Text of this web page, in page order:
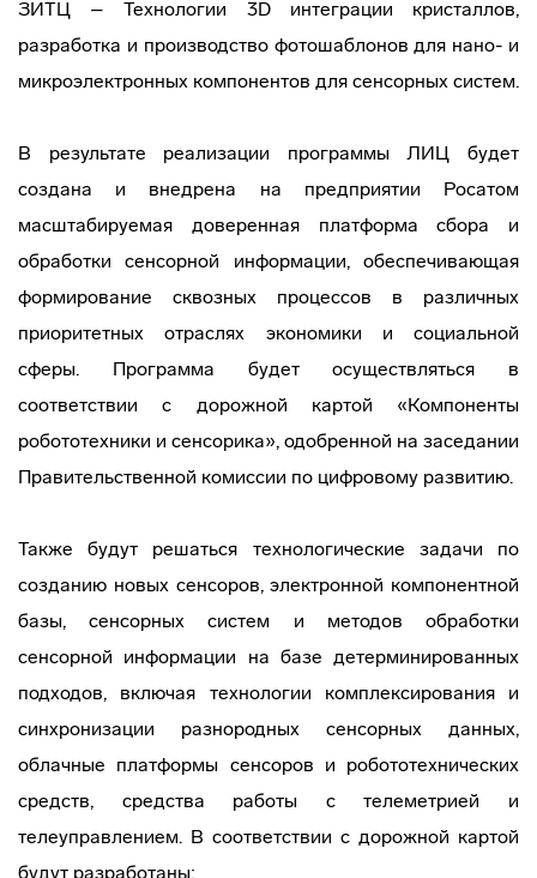
ЗИТЦ – Технологии 3D интеграции кристаллов,
разработка и производство фотошаблонов для нано- и
микроэлектронных компонентов для сенсорных систем.
В результате реализации программы ЛИЦ будет
создана и внедрена на предприятии Росатом
масштабируемая доверенная платформа сбора и
обработки сенсорной информации, обеспечивающая
формирование сквозных процессов в различных
приоритетных отраслях экономики и социальной
сферы. Программа будет осуществляться в
соответствии с дорожной картой «Компоненты
робототехники и сенсорика», одобренной на заседании
Правительственной комиссии по цифровому развитию.
Также будут решаться технологические задачи по
созданию новых сенсоров, электронной компонентной
базы, сенсорных систем и методов обработки
сенсорной информации на базе детерминированных
подходов, включая технологии комплексирования и
синхронизации разнородных сенсорных данных,
облачные платформы сенсоров и робототехнических
средств, средства работы с телеметрией и
телеуправлением. В соответствии с дорожной картой
будут разработаны: